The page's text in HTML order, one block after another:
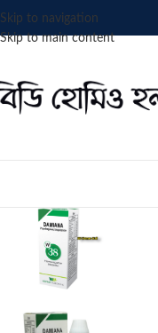
Skip to navigation
Skip to main content